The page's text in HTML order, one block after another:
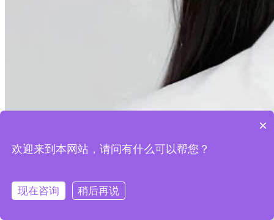
×
欢迎来到本网站，请问有什么可以帮您？
现在咨询 稍后再说